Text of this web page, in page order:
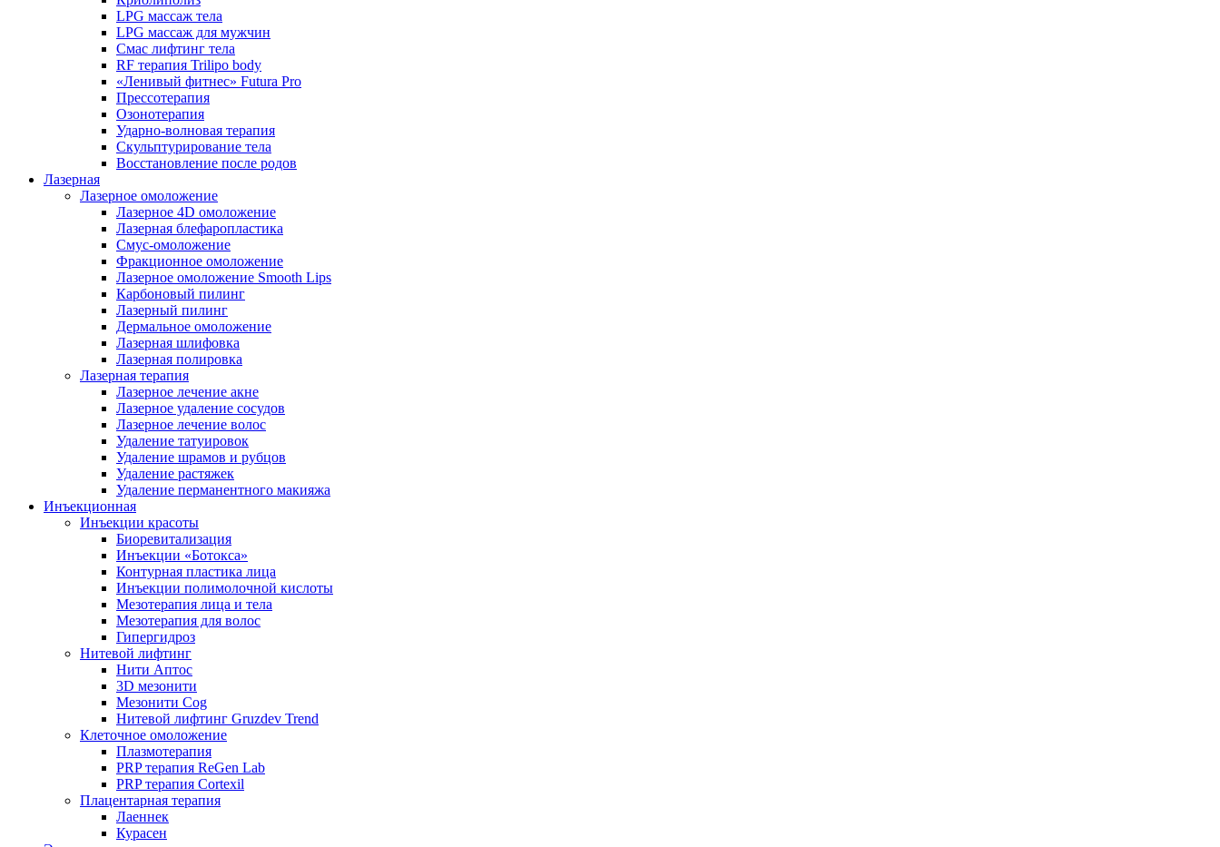
LPG массаж тела
LPG массаж для мужчин
Смас лифтинг тела
RF терапия Trilipo body
«Ленивый фитнес» Futura Pro
Прессотерапия
Озонотерапия
Ударно-волновая терапия
Скульптурирование тела
Восстановление после родов
Лазерная
Лазерное омоложение
Лазерное 4D омоложение
Лазерная блефаропластика
Смус-омоложение
Фракционное омоложение
Лазерное омоложение Smooth Lips
Карбоновый пилинг
Лазерный пилинг
Дермальное омоложение
Лазерная шлифовка
Лазерная полировка
Лазерная терапия
Лазерное лечение акне
Лазерное удаление сосудов
Лазерное лечение волос
Удаление татуировок
Удаление шрамов и рубцов
Удаление растяжек
Удаление перманентного макияжа
Инъекционная
Инъекции красоты
Биоревитализация
Инъекции «Ботокса»
Контурная пластика лица
Инъекции полимолочной кислоты
Мезотерапия лица и тела
Мезотерапия для волос
Гипергидроз
Нитевой лифтинг
Нити Аптос
3D мезонити
Мезонити Cog
Нитевой лифтинг Gruzdev Trend
Клеточное омоложение
Плазмотерапия
PRP терапия ReGen Lab
PRP терапия Cortexil
Плацентарная терапия
Лаеннек
Курасен